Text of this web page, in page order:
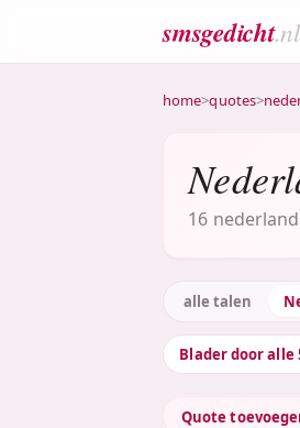
smsgedicht.nl
home>quotes>
16
alle talen
Blader door alle
Quote